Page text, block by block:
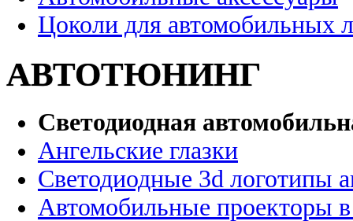
Цоколи для автомобильных
АВТОТЮНИНГ
Светодиодная
Ангельские глазки
Светодиодные 3d логотипы
Автомобильные проекторы